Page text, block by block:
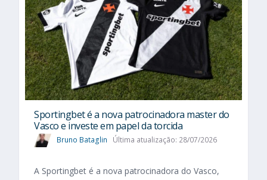
Sportingbet é a nova patrocinadora master do
Vasco e investe em papel da torcida
Bruno Bataglin Última atualização: 28/07/2026
A Sportingbet é a nova patrocinadora do Vasco,